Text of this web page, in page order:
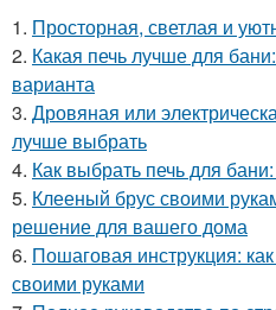
1. Просторная, светлая и
2. Какая печь лучше для
варианта
3. Дровяная или
лучше выбрать
4. Как выбрать печь для
5. Клееный брус своими
решение для вашего дома
6. Пошаговая инструкция:
своими руками